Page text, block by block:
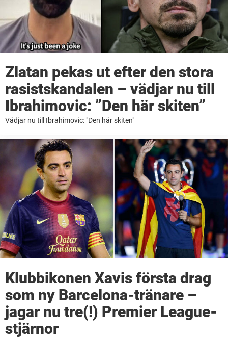
Zlatan pekas ut efter den stora
rasistskandalen – vädjar nu till
Ibrahimovic: ”Den här skiten”
Vädjar nu till Ibrahimovic: "Den här skiten"
Klubbikonen Xavis första drag
som ny Barcelona-tränare –
jagar nu tre(!) Premier League-
stjärnor